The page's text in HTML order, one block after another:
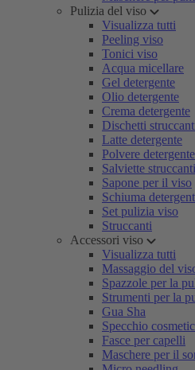
Pulizia del viso
Visualizza tutti
Peeling viso
Tonici viso
Acqua micellare
Gel detergente
Olio detergente
Crema detergente
Dischetti
Latte detergente
Polvere detergente
Salviette struccanti
Sapone per il viso
Schiuma
Set pulizia viso
Struccanti
Accessori viso
Visualizza tutti
Massaggio del
Spazzole per la
Strumenti per la
Gua Sha
Specchio
Fasce per capelli
Maschere per il